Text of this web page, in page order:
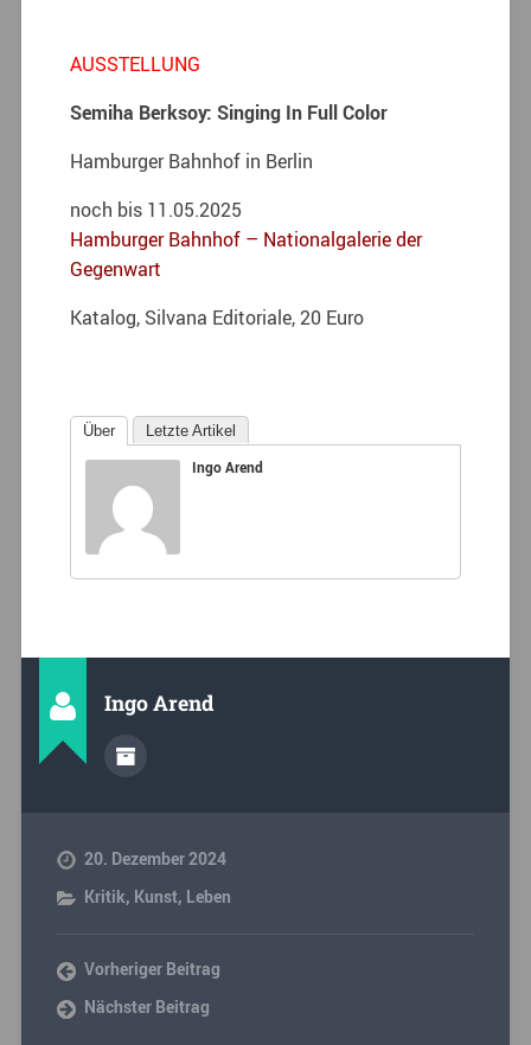
AUSSTELLUNG
Semiha Berksoy: Singing In Full Color
Hamburger Bahnhof in Berlin
noch bis 11.05.2025
Hamburger Bahnhof – Nationalgalerie der
Gegenwart
Katalog, Silvana Editoriale, 20 Euro
Über Letzte Artikel
Ingo Arend
Ingo Arend
20. Dezember 2024
Kritik, Kunst, Leben
Vorheriger Beitrag
Nächster Beitrag